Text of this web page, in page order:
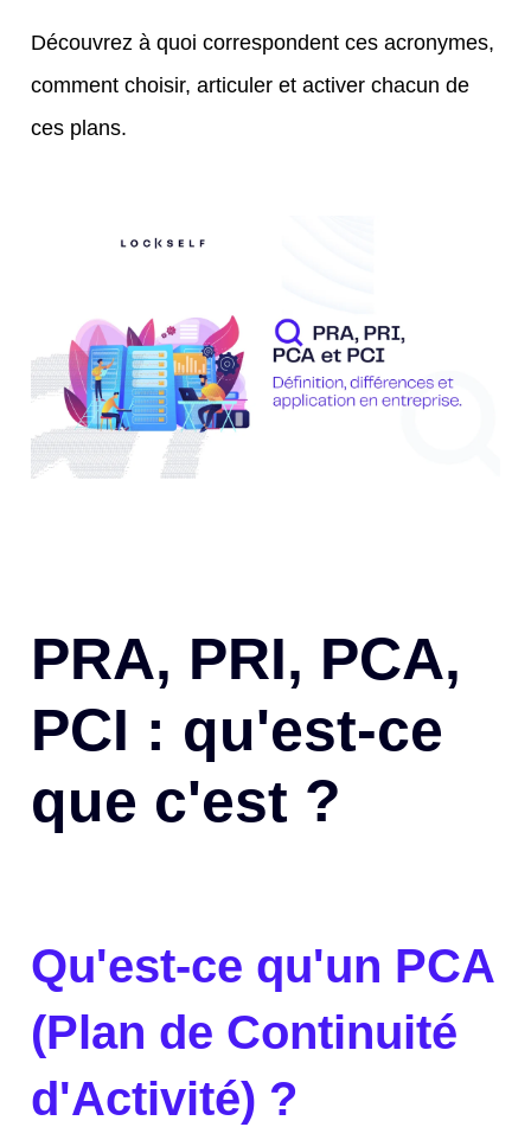
Découvrez à quoi correspondent ces acronymes,
comment choisir, articuler et activer chacun de
ces plans.
PRA, PRI, PCA,
PCI : qu'est-ce
que c'est ?
Qu'est-ce qu'un PCA
(Plan de Continuité
d'Activité) ?